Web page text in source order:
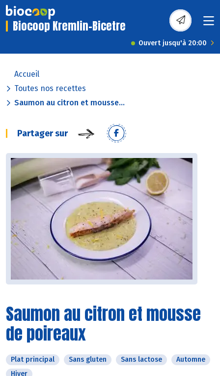
Biocoop Kremlin-Bicetre
Ouvert jusqu'à 20:00
Accueil
Toutes nos recettes
Saumon au citron et mousse...
Partager sur
Saumon au citron et mousse
de poireaux
Plat principal Sans gluten Sans lactose
Automne
Hiver